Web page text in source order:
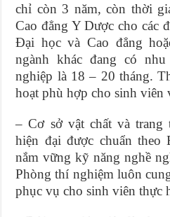
chỉ còn 3 năm, còn thời
Cao đẳng Y Dược cho các
Đại học và Cao đẳng
ngành khác đang có
nghiệp là 18 – 20 tháng.
hoạt phù hợp cho sinh viên
– Cơ sở vật chất và trang
hiện đại được chuẩn
nắm vững kỹ năng nghề
Phòng thí nghiệm luôn
phục vụ cho sinh viên thực